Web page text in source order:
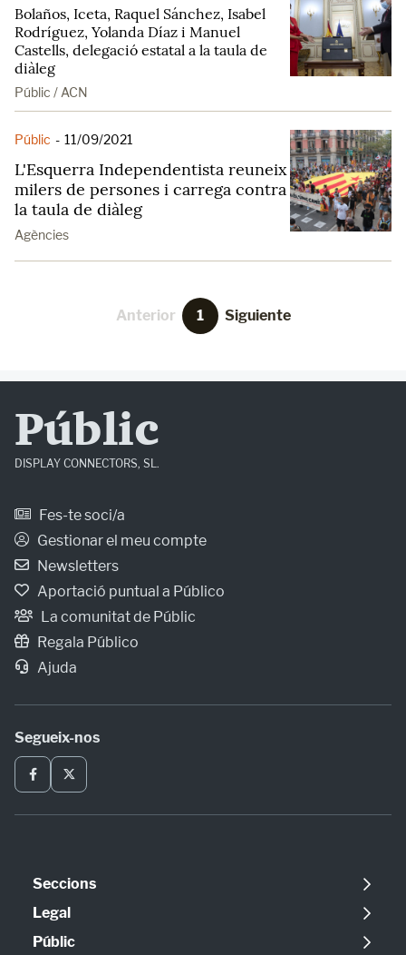
Bolaños, Iceta, Raquel Sánchez, Isabel
Rodríguez, Yolanda Díaz i Manuel
Castells, delegació estatal a la taula de
diàleg
Públic / ACN
Públic - 11/09/2021
L'Esquerra Independentista reuneix
milers de persones i carrega contra
la taula de diàleg
Agències
Anterior 1 Siguiente
Públic
DISPLAY CONNECTORS, SL.
Fes-te soci/a
Gestionar el meu compte
Newsletters
Aportació puntual a Público
La comunitat de Públic
Regala Público
Ajuda
Segueix-nos
Seccions
Política
Opinió
Legal
Avís legal
Públic